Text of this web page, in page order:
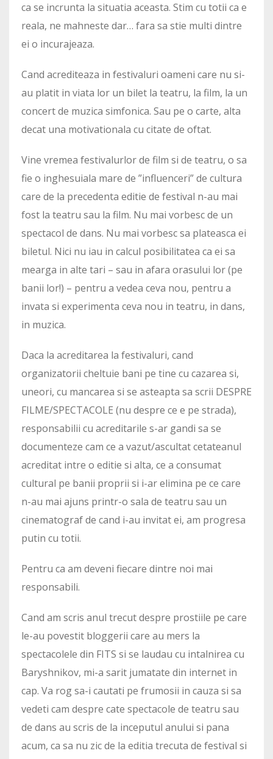
ca se incrunta la situatia aceasta. Stim cu totii ca e
reala, ne mahneste dar… fara sa stie multi dintre
ei o incurajeaza.
Cand acrediteaza in festivaluri oameni care nu si-
au platit in viata lor un bilet la teatru, la film, la un
concert de muzica simfonica. Sau pe o carte, alta
decat una motivationala cu citate de oftat.
Vine vremea festivalurlor de film si de teatru, o sa
fie o inghesuiala mare de ”influenceri” de cultura
care de la precedenta editie de festival n-au mai
fost la teatru sau la film. Nu mai vorbesc de un
spectacol de dans. Nu mai vorbesc sa plateasca ei
biletul. Nici nu iau in calcul posibilitatea ca ei sa
mearga in alte tari – sau in afara orasului lor (pe
banii lor!) – pentru a vedea ceva nou, pentru a
invata si experimenta ceva nou in teatru, in dans,
in muzica.
Daca la acreditarea la festivaluri, cand
organizatorii cheltuie bani pe tine cu cazarea si,
uneori, cu mancarea si se asteapta sa scrii DESPRE
FILME/SPECTACOLE (nu despre ce e pe strada),
responsabilii cu acreditarile s-ar gandi sa se
documenteze cam ce a vazut/ascultat cetateanul
acreditat intre o editie si alta, ce a consumat
cultural pe banii proprii si i-ar elimina pe ce care
n-au mai ajuns printr-o sala de teatru sau un
cinematograf de cand i-au invitat ei, am progresa
putin cu totii.
Pentru ca am deveni fiecare dintre noi mai
responsabili.
Cand am scris anul trecut despre prostiile pe care
le-au povestit bloggerii care au mers la
spectacolele din FITS si se laudau cu intalnirea cu
Baryshnikov, mi-a sarit jumatate din internet in
cap. Va rog sa-i cautati pe frumosii in cauza si sa
vedeti cam despre cate spectacole de teatru sau
de dans au scris de la inceputul anului si pana
acum, ca sa nu zic de la editia trecuta de festival si